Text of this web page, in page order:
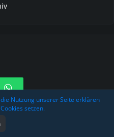
Nutzung unserer Seite erklären
setzen.